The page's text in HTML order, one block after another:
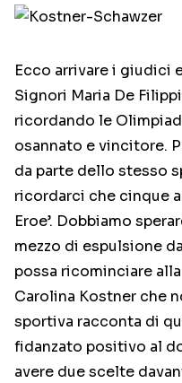
Ecco arrivare i giudici
Signori Maria De
ricordando le
osannato e vincitore.
da parte dello stesso
ricordarci che cinque
Eroe’. Dobbiamo
mezzo di espulsione
possa ricominciare
Carolina Kostner che
sportiva racconta di
fidanzato positivo al
avere due scelte